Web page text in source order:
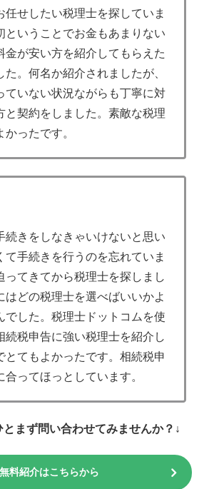
任せしたい税理士を探していま
ということでお金もあまりない
金が安い方を紹介してもらえた
た。何名か紹介されましたが、
ていない状況ながらも丁寧に対
と契約をしました。素敵な税理
ったです。
続きをしなきゃいけないと思い
て手続きを行うのを忘れていま
ってきてから税理士を探しまし
はどの税理士を選べばいいかよ
でした。税理士ドットコムを使
続税申告に強い税理士を紹介し
とてもよかったです。相続税申
ってほっとしています。
とまず問い合わせてみませんか？↓
無料紹介はこちらから